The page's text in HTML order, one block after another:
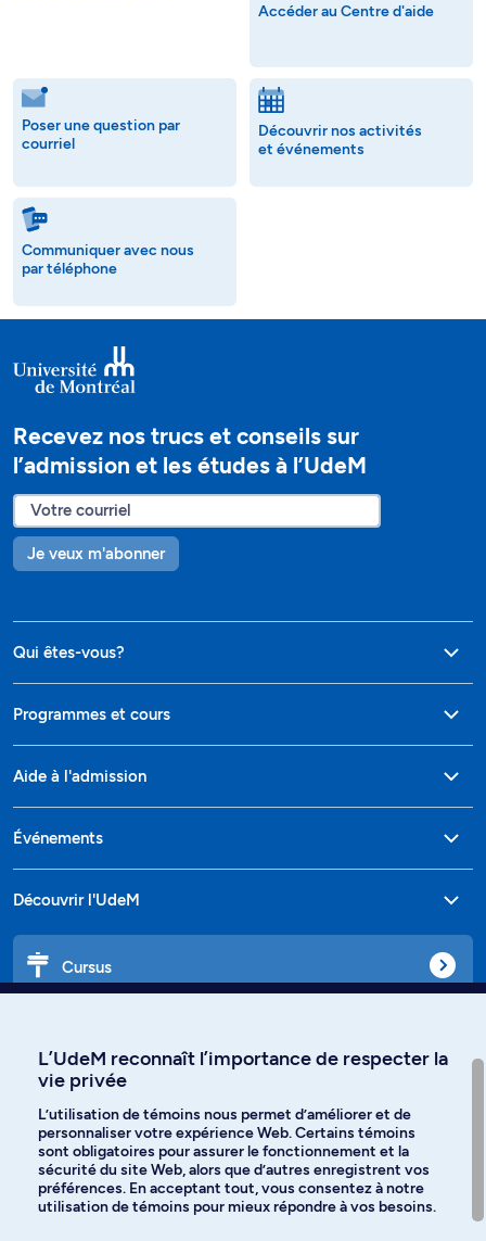
Accéder au Centre d'aide
Poser une question par
courriel
Découvrir nos activités
et événements
Communiquer avec nous
par téléphone
Recevez nos trucs et conseils sur
l’admission et les études à l’UdeM
Je veux m'abonner
Qui êtes-vous?
Programmes et cours
Aide à l'admission
Événements
Découvrir l'UdeM
Cursus
Langues
Facebook Instagram
L’UdeM reconnaît l’importance de respecter la
vie privée
L’utilisation de témoins nous permet d’améliorer et de
personnaliser votre expérience Web. Certains témoins
sont obligatoires pour assurer le fonctionnement et la
sécurité du site Web, alors que d’autres enregistrent vos
préférences. En acceptant tout, vous consentez à notre
utilisation de témoins pour mieux répondre à vos besoins.